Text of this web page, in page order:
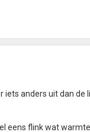
anders uit dan de
eens flink wat